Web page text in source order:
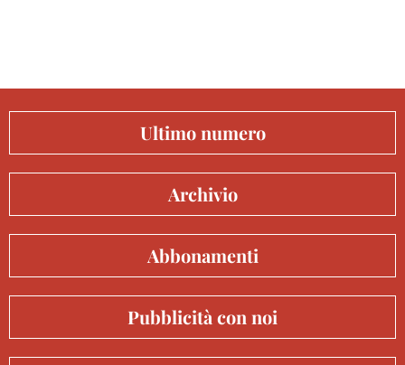
Ultimo numero
Archivio
Abbonamenti
Pubblicità con noi